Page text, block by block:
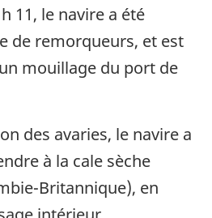
11, le navire a été
de remorqueurs, et est
mouillage du port de
des avaries, le navire a
à la cale sèche
Britannique), en